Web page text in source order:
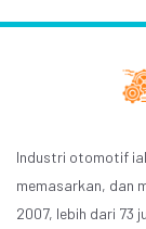
Industri otomotif
memasarkan, dan
2007, lebih dari 73